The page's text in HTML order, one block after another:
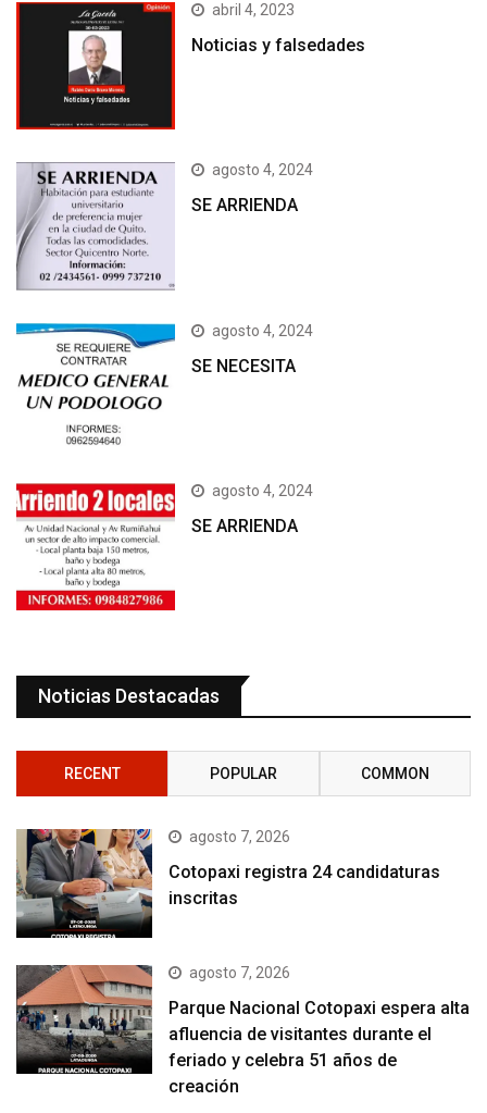
abril 4, 2023
Noticias y falsedades
agosto 4, 2024
SE ARRIENDA
agosto 4, 2024
SE NECESITA
agosto 4, 2024
SE ARRIENDA
Noticias Destacadas
RECENT POPULAR COMMON
agosto 7, 2026
Cotopaxi registra 24 candidaturas
inscritas
agosto 7, 2026
Parque Nacional Cotopaxi espera alta
afluencia de visitantes durante el
feriado y celebra 51 años de
creación